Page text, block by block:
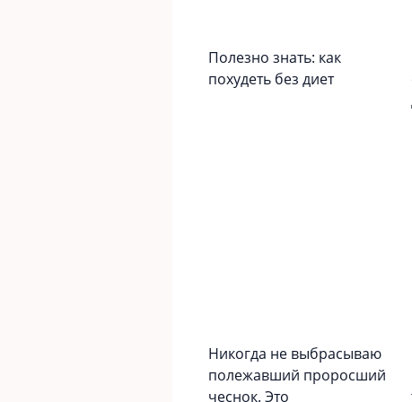
Полезно знать: как
похудеть без диет
Никогда не выбрасываю
полежавший проросший
чеснок. Это